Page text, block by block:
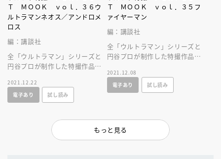
Ｔ ＭＯＯＫ ｖｏｌ．３６ウ
ルトラマンネオス／アンドロメ
ロス
編：講談社
全「ウルトラマン」シリーズと
円谷プロが制作した特撮作品を
誕生！
2021.12.22
電子あり
試し読み
Ｔ ＭＯＯＫ ｖｏｌ．３５フ
ァイヤーマン
編：講談社
全「ウルトラマン」シリーズと
円谷プロが制作した特撮作品を
誕生！
2021.12.08
電子あり
試し読み
もっと見る